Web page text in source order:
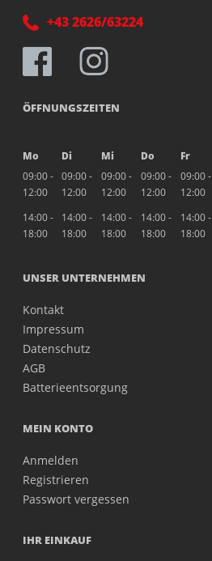
+43 2626/63224
ÖFFNUNGSZEITEN
Mo Di Mi Do Fr
09:00 -
12:00
09:00 -
12:00
09:00 -
12:00
09:00 -
12:00
09:00 -
12:00
14:00 -
18:00
14:00 -
18:00
14:00 -
18:00
14:00 -
18:00
14:00 -
18:00
UNSER UNTERNEHMEN
Kontakt
Impressum
Datenschutz
AGB
Batterieentsorgung
MEIN KONTO
Anmelden
Registrieren
Passwort vergessen
IHR EINKAUF